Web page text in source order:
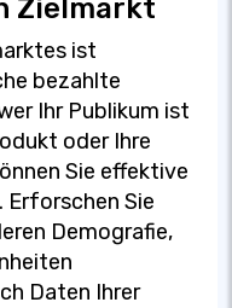
Zielmarkt
ist
bezahlte
Ihr Publikum ist
oder Ihre
Sie effektive
Erforschen Sie
Demografie,
Daten Ihrer